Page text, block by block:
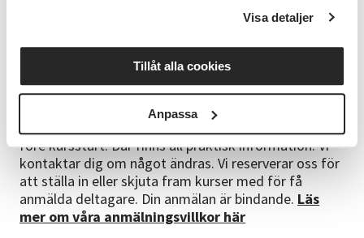
Visa detaljer
Tillåt alla cookies
Anpassa
mathantverksföretaget Godroten i Oskarshamn
runt om i Småland. Under den här kursen delar han
med sig att sina kunskaper och erfarenheter.
Bra att veta
Du får en kallelse/faktura till kursen cirka en vecka
före kursstart. Där finns all praktisk information. Vi
kontaktar dig om något ändras. Vi reserverar oss för
att ställa in eller skjuta fram kurser med för få
anmälda deltagare. Din anmälan är bindande. Läs
mer om våra anmälningsvillkor här